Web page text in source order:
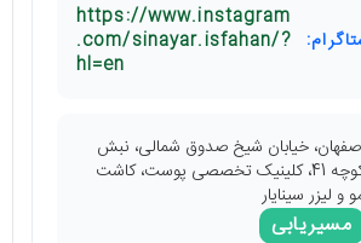
https://www.instagram
.com/sinayar.isfahan/?
hl=en
خیابان شیخ صدوق شمالی، نبش
کوچه 41، کلینیک تخصصی پوست، کاشت
و لیزر سینایار
مسیریابی